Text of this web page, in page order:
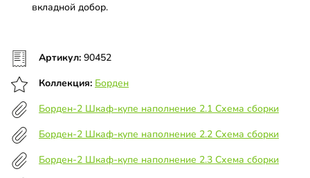
вкладной добор.
Артикул: 90452
Коллекция: Борден
Борден-2 Шкаф-купе наполнение 2.1 Схема сборки
Борден-2 Шкаф-купе наполнение 2.2 Схема сборки
Борден-2 Шкаф-купе наполнение 2.3 Схема сборки